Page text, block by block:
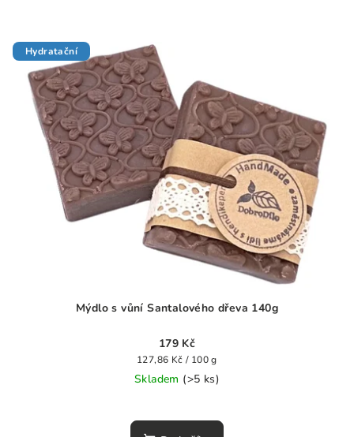
Hydratační
Mýdlo s vůní Santalového dřeva 140g
179 Kč
Měrná
cena:
127,86 Kč / 100 g
Skladem (>5 ks)
hodnocení